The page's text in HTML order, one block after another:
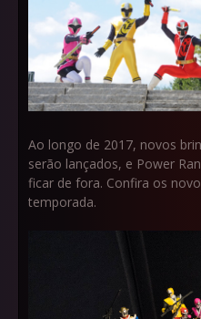
Ao longo de 2017, novos
serão lançados, e Power
ficar de fora. Confira os
temporada.